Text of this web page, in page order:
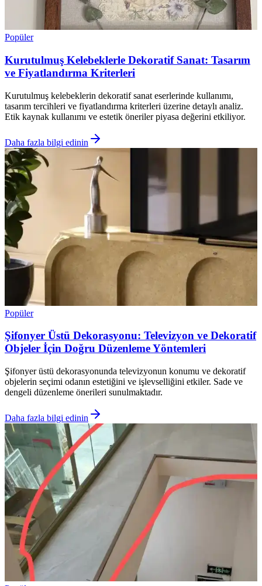
Popüler
Kurutulmuş Kelebeklerle Dekoratif Sanat: Tasarım
ve Fiyatlandırma Kriterleri
Kurutulmuş kelebeklerin dekoratif sanat eserlerinde kullanımı,
tasarım tercihleri ve fiyatlandırma kriterleri üzerine detaylı analiz.
Etik kaynak kullanımı ve estetik öneriler piyasa değerini etkiliyor.
Daha fazla bilgi edinin
Popüler
Şifonyer Üstü Dekorasyonu: Televizyon ve Dekoratif
Objeler İçin Doğru Düzenleme Yöntemleri
Şifonyer üstü dekorasyonunda televizyonun konumu ve dekoratif
objelerin seçimi odanın estetiğini ve işlevselliğini etkiler. Sade ve
dengeli düzenleme önerileri sunulmaktadır.
Daha fazla bilgi edinin